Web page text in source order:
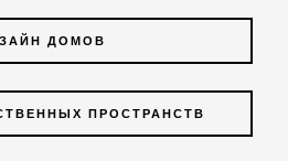
ДОМОВ
ПРОСТРАНСТВ